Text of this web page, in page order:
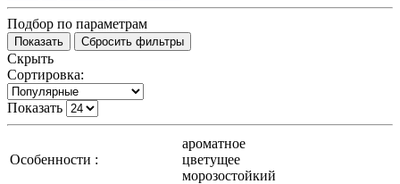
Подбор по параметрам
Скрыть
Сортировка:
Показать
Особенности :
ароматное
цветущее
морозостойкий